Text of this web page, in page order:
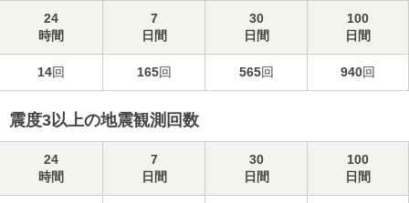
24
時間
7
日間
30
日間
100
日間
14回 165回 565回 940回
震度3以上の地震観測回数
24
時間
7
日間
30
日間
100
日間